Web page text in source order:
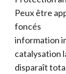
Peux être
foncés
information
catalysation
disparaît